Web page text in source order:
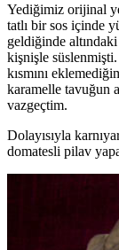
Yediğimiz orijinal
tatlı bir sos içinde
geldiğinde
kişnişle
kısmını
karamelle tavuğun
vazgeçtim.
Dolayısıyla
domatesli pilav